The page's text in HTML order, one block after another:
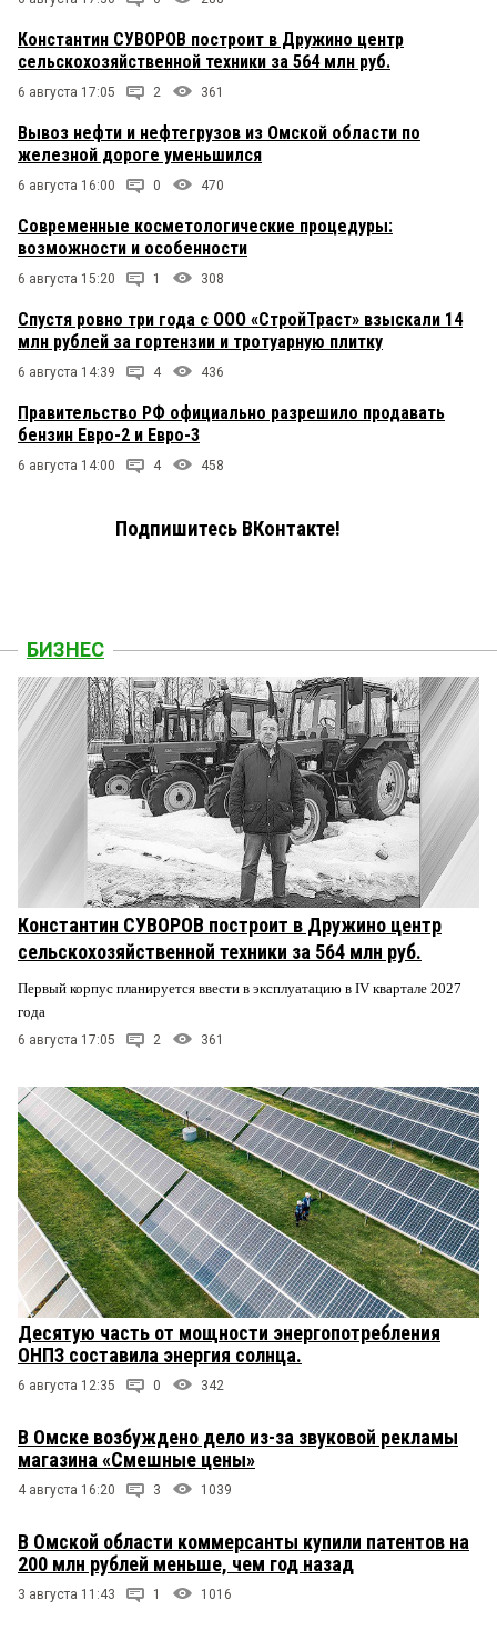
Константин СУВОРОВ построит в Дружино центр
сельскохозяйственной техники за 564 млн руб.
6 августа 17:05 2 361
Вывоз нефти и нефтегрузов из Омской области по
железной дороге уменьшился
6 августа 16:00 0 470
Современные косметологические процедуры:
возможности и особенности
6 августа 15:20 1 308
Спустя ровно три года с ООО «СтройТраст» взыскали 14
млн рублей за гортензии и тротуарную плитку
6 августа 14:39 4 436
Правительство РФ официально разрешило продавать
бензин Евро-2 и Евро-3
6 августа 14:00 4 458
Подпишитесь ВКонтакте!
БИЗНЕС
Константин СУВОРОВ построит в Дружино центр
сельскохозяйственной техники за 564 млн руб.
Первый корпус планируется ввести в эксплуатацию в IV квартале 2027
года
6 августа 17:05 2 361
Десятую часть от мощности энергопотребления
ОНПЗ составила энергия солнца.
6 августа 12:35 0 342
В Омске возбуждено дело из-за звуковой рекламы
магазина «Смешные цены»
4 августа 16:20 3 1039
В Омской области коммерсанты купили патентов на
200 млн рублей меньше, чем год назад
3 августа 11:43 1 1016